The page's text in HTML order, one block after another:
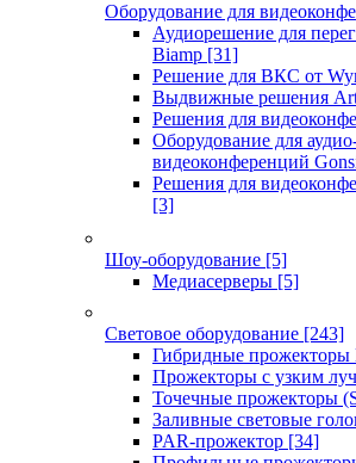
Оборудование для
Аудиорешение для
Biamp [31]
Решение для ВКС от
Выдвижные решения
Решения для
Оборудование для
видеоконференций
Решения для
[3]
Шоу-оборудование [5]
Медиасерверы [5]
Световое оборудование [243]
Гибридные прожекторы
Прожекторы с узким
Точечные прожекторы
Заливные световые
PAR-прожектор [34]